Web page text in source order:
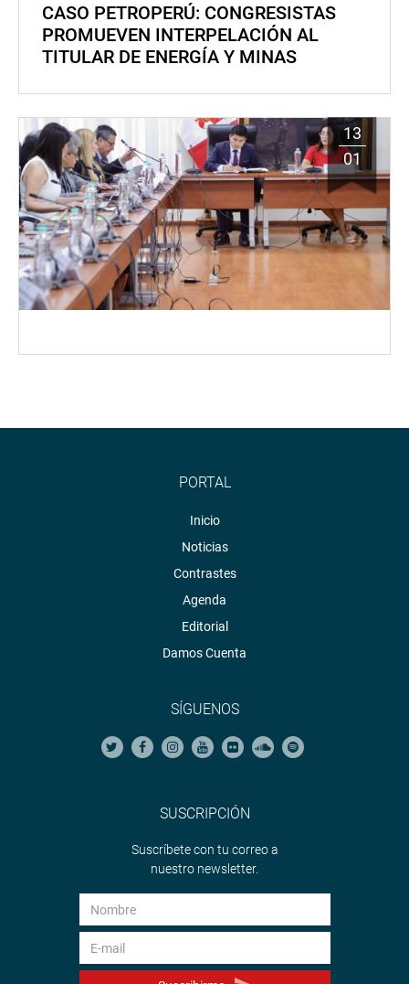
CASO PETROPERÚ: CONGRESISTAS
PROMUEVEN INTERPELACIÓN AL
TITULAR DE ENERGÍA Y MINAS
13
01
PORTAL
Inicio
Noticias
Contrastes
Agenda
Editorial
Damos Cuenta
SÍGUENOS
SUSCRIPCIÓN
Suscríbete con tu correo a
nuestro newsletter.